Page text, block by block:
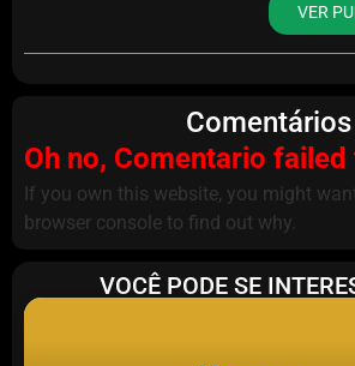
VER
Comentários
Oh no, Comentario
If you own this website, you might
browser console to find out why.
VOCÊ PODE SE